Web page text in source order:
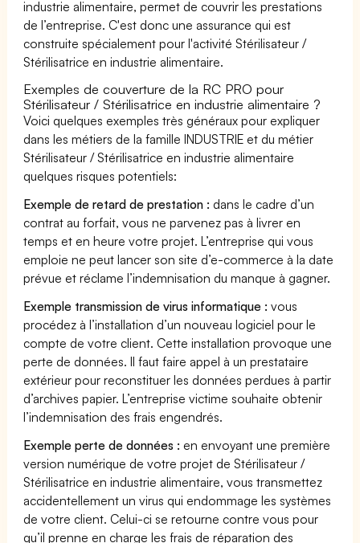
industrie alimentaire, permet de couvrir les prestations
de l’entreprise. C'est donc une assurance qui est
construite spécialement pour l'activité Stérilisateur /
Stérilisatrice en industrie alimentaire.
Exemples de couverture de la RC PRO pour
Stérilisateur / Stérilisatrice en industrie alimentaire ?
Voici quelques exemples très généraux pour expliquer
dans les métiers de la famille INDUSTRIE et du métier
Stérilisateur / Stérilisatrice en industrie alimentaire
quelques risques potentiels:
Exemple de retard de prestation : dans le cadre d’un
contrat au forfait, vous ne parvenez pas à livrer en
temps et en heure votre projet. L’entreprise qui vous
emploie ne peut lancer son site d’e-commerce à la date
prévue et réclame l’indemnisation du manque à gagner.
Exemple transmission de virus informatique : vous
procédez à l’installation d’un nouveau logiciel pour le
compte de votre client. Cette installation provoque une
perte de données. Il faut faire appel à un prestataire
extérieur pour reconstituer les données perdues à partir
d’archives papier. L’entreprise victime souhaite obtenir
l’indemnisation des frais engendrés.
Exemple perte de données : en envoyant une première
version numérique de votre projet de Stérilisateur /
Stérilisatrice en industrie alimentaire, vous transmettez
accidentellement un virus qui endommage les systèmes
de votre client. Celui-ci se retourne contre vous pour
qu’il prenne en charge les frais de réparation des